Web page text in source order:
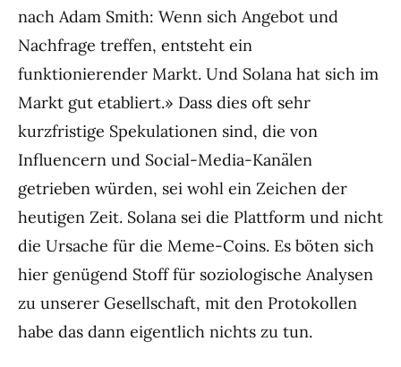
nach Adam Smith: Wenn sich Angebot und
Nachfrage treffen, entsteht ein
funktionierender Markt. Und Solana hat sich im
Markt gut etabliert.» Dass dies oft sehr
kurzfristige Spekulationen sind, die von
Influencern und Social-Media-Kanälen
getrieben würden, sei wohl ein Zeichen der
heutigen Zeit. Solana sei die Plattform und nicht
die Ursache für die Meme-Coins. Es böten sich
hier genügend Stoff für soziologische Analysen
zu unserer Gesellschaft, mit den Protokollen
habe das dann eigentlich nichts zu tun.